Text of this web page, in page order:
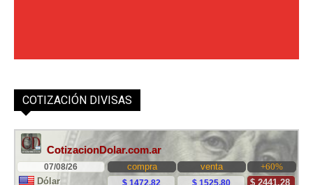
COTIZACIÓN DIVISAS